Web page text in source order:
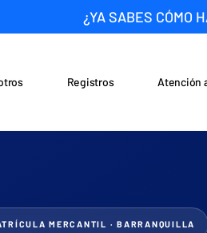
¿YA SABES CÓMO
Registros
Atención
MERCANTIL · BARRANQUILLA